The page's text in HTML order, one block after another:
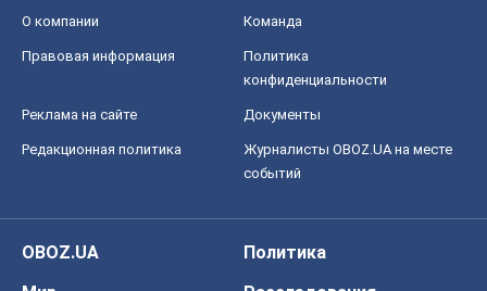
О компании Команда
Правовая информация
Политика
конфиденциальности
Реклама на сайте Документы
Редакционная политика
Журналисты OBOZ.UA на месте
событий
OBOZ.UA
Политика